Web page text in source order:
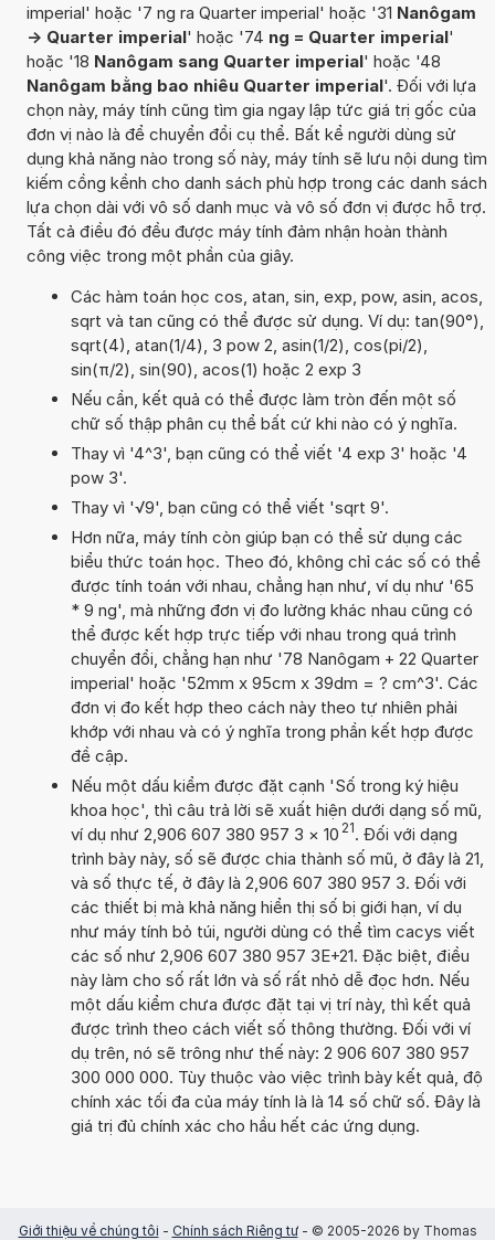
imperial' hoặc '7 ng ra Quarter imperial' hoặc '31 Nanôgam
-> Quarter imperial' hoặc '74 ng = Quarter imperial'
hoặc '18 Nanôgam sang Quarter imperial' hoặc '48
Nanôgam bằng bao nhiêu Quarter imperial'. Đối với lựa
chọn này, máy tính cũng tìm gia ngay lập tức giá trị gốc của
đơn vị nào là để chuyển đổi cụ thể. Bất kể người dùng sử
dụng khả năng nào trong số này, máy tính sẽ lưu nội dung tìm
kiếm cồng kềnh cho danh sách phù hợp trong các danh sách
lựa chọn dài với vô số danh mục và vô số đơn vị được hỗ trợ.
Tất cả điều đó đều được máy tính đảm nhận hoàn thành
công việc trong một phần của giây.
Các hàm toán học cos, atan, sin, exp, pow, asin, acos,
sqrt và tan cũng có thể được sử dụng. Ví dụ: tan(90°),
sqrt(4), atan(1/4), 3 pow 2, asin(1/2), cos(pi/2),
sin(π/2), sin(90), acos(1) hoặc 2 exp 3
Nếu cần, kết quả có thể được làm tròn đến một số
chữ số thập phân cụ thể bất cứ khi nào có ý nghĩa.
Thay vì '4^3', bạn cũng có thể viết '4 exp 3' hoặc '4
pow 3'.
Thay vì '√9', bạn cũng có thể viết 'sqrt 9'.
Hơn nữa, máy tính còn giúp bạn có thể sử dụng các
biểu thức toán học. Theo đó, không chỉ các số có thể
được tính toán với nhau, chẳng hạn như, ví dụ như '65
* 9 ng', mà những đơn vị đo lường khác nhau cũng có
thể được kết hợp trực tiếp với nhau trong quá trình
chuyển đổi, chẳng hạn như '78 Nanôgam + 22 Quarter
imperial' hoặc '52mm x 95cm x 39dm = ? cm^3'. Các
đơn vị đo kết hợp theo cách này theo tự nhiên phải
khớp với nhau và có ý nghĩa trong phần kết hợp được
đề cập.
Nếu một dấu kiểm được đặt cạnh 'Số trong ký hiệu
khoa học', thì câu trả lời sẽ xuất hiện dưới dạng số mũ,
ví dụ như 2,906 607 380 957 3 × 10 21. Đối với dạng
trình bày này, số sẽ được chia thành số mũ, ở đây là 21,
và số thực tế, ở đây là 2,906 607 380 957 3. Đối với
các thiết bị mà khả năng hiển thị số bị giới hạn, ví dụ
như máy tính bỏ túi, người dùng có thể tìm cacys viết
các số như 2,906 607 380 957 3E+21. Đặc biệt, điều
này làm cho số rất lớn và số rất nhỏ dễ đọc hơn. Nếu
một dấu kiểm chưa được đặt tại vị trí này, thì kết quả
được trình theo cách viết số thông thường. Đối với ví
dụ trên, nó sẽ trông như thế này: 2 906 607 380 957
300 000 000. Tùy thuộc vào việc trình bày kết quả, độ
chính xác tối đa của máy tính là là 14 số chữ số. Đây là
giá trị đủ chính xác cho hầu hết các ứng dụng.
Giới thiệu về chúng tôi - Chính sách Riêng tư- © 2005-2026 by Thomas